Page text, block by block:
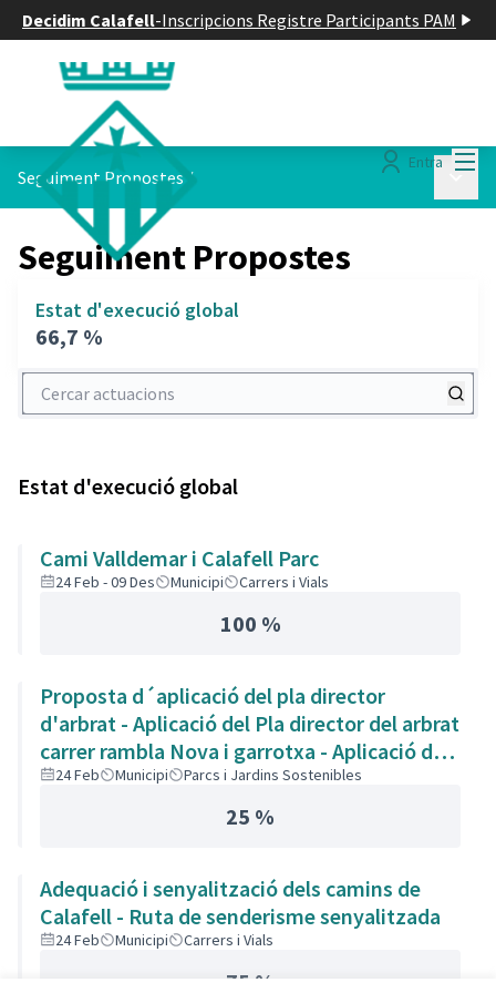
Decidim Calafell-Inscripcions Registre Participants PAM
Entra
Seguiment Propostes /
Seguiment Propostes
Estat d'execució global
66,7 %
Cercar actuacions
Estat d'execució global
Cami Valldemar i Calafell Parc
24 Feb - 09 Des Municipi Carrers i Vials
100 %
Proposta d´aplicació del pla director
d'arbrat - Aplicació del Pla director del arbrat
carrer rambla Nova i garrotxa - Aplicació del
pla director d'arbrat als carrers Rambla Nova
i Garrotxa - Poda de los árboles y arreglar
24 Feb Municipi Parcs i Jardins Sostenibles
25 %
Adequació i senyalització dels camins de
Calafell - Ruta de senderisme senyalitzada
24 Feb Municipi Carrers i Vials
75 %